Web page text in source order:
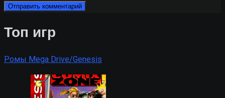
Топ игр
Ромы Mega Drive/Genesis